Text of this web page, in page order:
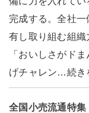
完成する。全社
有し取り組む組
「おいしさがド
げチャレン…続き
全国小売流通特